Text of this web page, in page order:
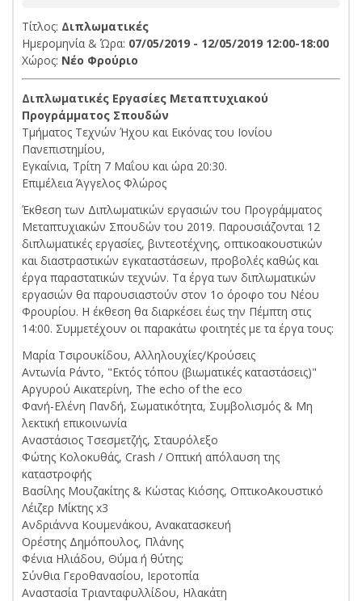
Τίτλος: Διπλωματικές
Ημερομηνία & Ώρα: 07/05/2019 - 12/05/2019 12:00-18:00
Χώρος: Νέο Φρούριο
Διπλωματικές Εργασίες Μεταπτυχιακού
Προγράμματος Σπουδών
Τμήματος Τεχνών Ήχου και Εικόνας του Ιονίου
Πανεπιστημίου,
Eγκαίνια, Τρίτη 7 Μαΐου και ώρα 20:30.
Επιμέλεια Άγγελος Φλώρος
Έκθεση των Διπλωματικών εργασιών του Προγράμματος
Μεταπτυχιακών Σπουδών του 2019. Παρουσιάζονται 12
διπλωματικές εργασίες, βιντεοτέχνης, οπτικοακουστικών
και διαστραστικών εγκαταστάσεων, προβολές καθώς και
έργα παραστατικών τεχνών. Τα έργα των διπλωματικών
εργασιών θα παρουσιαστούν στον 1ο όροφο του Νέου
Φρουρίου. Η έκθεση θα διαρκέσει έως την Πέμπτη στις
14:00. Συμμετέχουν οι παρακάτω φοιτητές με τα έργα τους:
Μαρία Τσιρουκίδου, Αλληλουχίες/Κρούσεις
Αντωνία Ράντο, "Εκτός τόπου (βιωματικές καταστάσεις)"
Αργυρού Αικατερίνη, The echo of the eco
Φανή-Ελένη Πανδή, Σωματικότητα, Συμβολισμός & Μη
λεκτική επικοινωνία
Αναστάσιος Τσεσμετζής, Σταυρόλεξο
Φώτης Κολοκυθάς, Crash / Oπτική απόλαυση της
καταστροφής
Βασίλης Μουζακίτης & Κώστας Κιόσης, ΟπτικοΑκουστικό
Λέιζερ Μίκτης x3
Ανδριάννα Κουμενάκου, Ανακατασκευή
Ορέστης Δημόπουλος, Πλάνης
Φένια Ηλιάδου, Θύμα ή θύτης;
Σύνθια Γεροθανασίου, Iεροτοπία
Αναστασία Τριανταφυλλίδου, Ηλακάτη